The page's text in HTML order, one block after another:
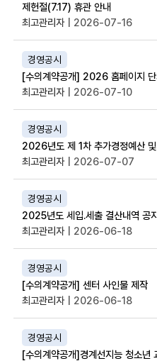
제헌절(7.17) 휴관 안내
최고관리자 | 2026-07-16
경영공시
최고관리자 | 2026-07-10
경영공시
2026년도 제 1차 추가경정예산
최고관리자 | 2026-07-07
경영공시
2025년도 세입.세출 결산내역 공
최고관리자 | 2026-06-18
경영공시
[수의계약공개] 센터 사인물 제작
최고관리자 | 2026-06-18
경영공시
[수의계약공개]경계선지능 청소